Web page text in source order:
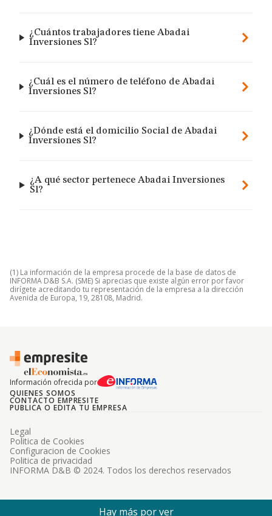
¿Cuántos trabajadores tiene Abadai
Inversiones Sl?
¿Cuál es el número de teléfono de Abadai
Inversiones Sl?
¿Dónde está el domicilio Social de Abadai
Inversiones Sl?
¿A qué sector pertenece Abadai Inversiones
Sl?
(1) La información de la empresa procede de la base de datos de
INFORMA D&B S.A. (SME) Si aprecias que existe algún error por favor
dirígete acreditando tu representación de la empresa a la dirección
Avenida de Europa, 19, 28108, Madrid.
Información ofrecida por
QUIENES SOMOS
CONTACTO EMPRESITE
PUBLICA O EDITA TU EMPRESA
INFORMA D&B © 2024. Todos los derechos reservados
Legal
Politica de Cookies
Configuracion de Cookies
Politica de privacidad
Hay más por ver